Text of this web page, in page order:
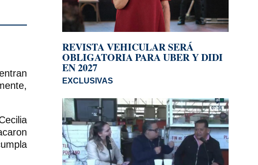
REVISTA VEHICULAR SERÁ
OBLIGATORIA PARA UBER Y DIDI
EN 2027
EXCLUSIVAS